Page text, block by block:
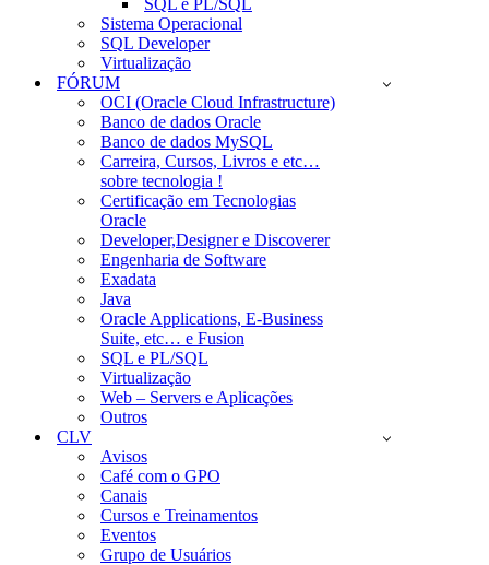
SQL e PL/SQL
Sistema Operacional
SQL Developer
Virtualização
FÓRUM
OCI (Oracle Cloud Infrastructure)
Banco de dados Oracle
Banco de dados MySQL
Carreira, Cursos, Livros e etc…
sobre tecnologia !
Certificação em Tecnologias
Oracle
Developer,Designer e Discoverer
Engenharia de Software
Exadata
Java
Oracle Applications, E-Business
Suite, etc… e Fusion
SQL e PL/SQL
Virtualização
Web – Servers e Aplicações
Outros
CLV
Avisos
Café com o GPO
Canais
Cursos e Treinamentos
Eventos
Grupo de Usuários